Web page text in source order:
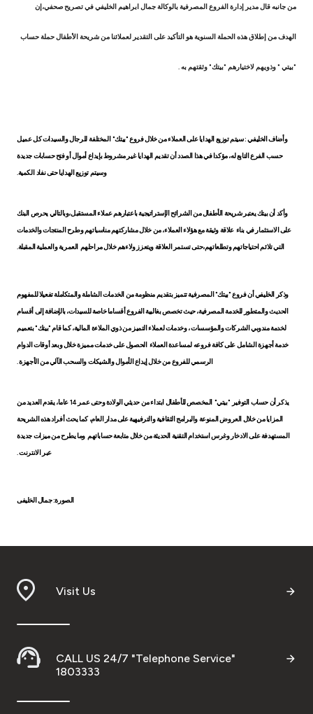
Germany
Kingdom of Bahrain
من جانبه قال مدير إدارة الفروع المصرفية بالوكالةجمال ابراهيم الخليفيفي تصريح صحفي،إن
الهدف من إطلاق هذه الحملة السنوية هو التأكيد على التقدير لعملائنا من شريحة الأطفال حملة حساب
"بيتي " وذويهم لاختيارهم "بيتك" وثقتهم به .
وأضافالخليفي: سيتم توزيع الهدايا على العملاء من خلال فروع "بيتك" المختلفة للرجال والسيدات كل عميل
حسب الفرع التابع له، مؤكدا في هذا الصدد أن تقديم الهدايا غير مشروط بإيداع أموال أو فتح حسابات جديدة
وسيتم توزيع الهدايا حتى نفاد الكمية.
وأكد أن بيتك يعتبر شريحة الأطفال من الشرائح الإستراتيجية باعتبارهم عملاء المستقبل،وبالتالي يحرص البنك
على الاستثمار في بناء علاقة وثيقة مع هؤلاء العملاء، من خلال مشاركتهم مناسباتهم وطرح المنتجات والخدمات
التي تلائم احتياجاتهم وتطلعاتهم،حتى تستمر العلاقة ويتعزز ولاءهم خلال مراحلهم العمرية والعملية المقبلة.
وذكر الخليفيأن فروع "بيتك" المصرفية تتميز بتقديم منظومة من الخدمات الشاملة والمتكاملة تفعيلا للمفهوم
الحديث والمتطور للخدمة المصرفية، حيث تخصص بغالبية الفروع أقساما خاصة للسيدات، بالإضافة إلى أقسام
لخدمة مندوبي الشركات والمؤسسات ، وخدمات لعملاء التميز من ذوي الملاءة المالية، كما قام "بيتك" بتعميم
خدمة أجهزة الشامل على كافة فروعه لمساعدة العملاء الحصول على خدمات مميزة خلال وبعد أوقات الدوام
الرسمي للفروع من خلال إيداع الأموال والشيكات والسحب الآلي من الأجهزة .
يذكر أن حساب التوفير "بيتي" المخصص للأطفال ابتداء من حديثي الولادة وحتى عمر14عاما، يقدم العديد من
المزايا من خلال العروض المنوعة والبرامج الثقافية والترفيهية على مدار العام، كما يحث أفراد هذه الشريحة
المستهدفة على الادخار وغرس استخدام التقنية الحديثة من خلال متابعة حساباتهم وما يطرح من ميزات جديدة
عبر الانترنت .
الصورة: جمال الخليفى
Visit Us
CALL US 24/7 "Telephone Service"
1803333